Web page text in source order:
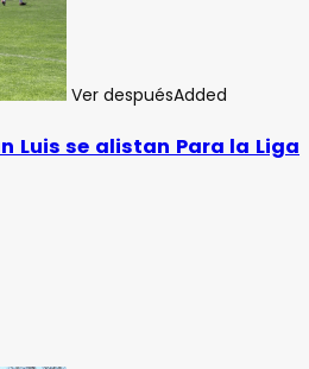
Ver despuésAdded
Luis se alistan Para la Liga